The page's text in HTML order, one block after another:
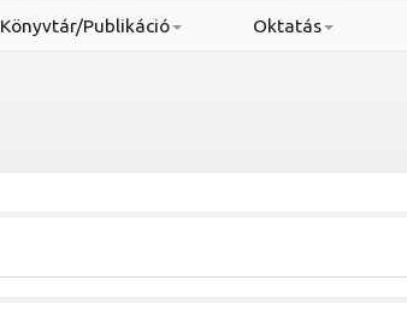
Könyvtár/Publikáció Oktatás